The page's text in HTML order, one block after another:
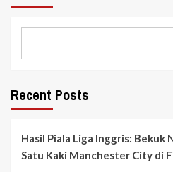
Recent Posts
Hasil Piala Liga Inggris: Bekuk
Satu Kaki Manchester City di